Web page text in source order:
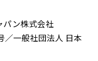
パン株式会社
／一般社団法人 日本